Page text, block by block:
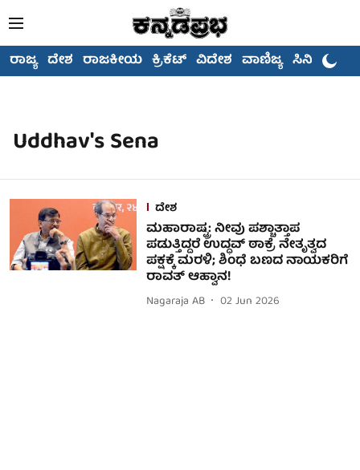
ರಾಜ್ಯ ದೇಶ ರಾಜಕೀಯ ಕ್ರಿಕೆಟ್ ವಿದೇಶ ವಾಣಿಜ್ಯ ಸಿನಿಮಾ
Uddhav's Sena
ದೇಶ
ಮಹಾರಾಷ್ಟ್ರ: ನೀವು ಪಶ್ಚಾತ್ತಾಪ
ಪಡುತ್ತಿದ್ದರೆ ಉದ್ಧವ್ ಠಾಕ್ರೆ ನೇತೃತ್ವದ
ಪಕ್ಷಕ್ಕೆ ಮರಳಿ; ಶಿಂಧೆ ಬಣದ ನಾಯಕರಿಗೆ
ರಾವತ್ ಆಹ್ವಾನ!
Nagaraja AB 02 Jun 2026